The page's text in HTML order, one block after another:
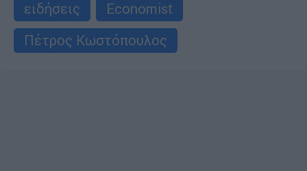
ειδήσεις
Economist
Πέτρος Κωστόπουλος